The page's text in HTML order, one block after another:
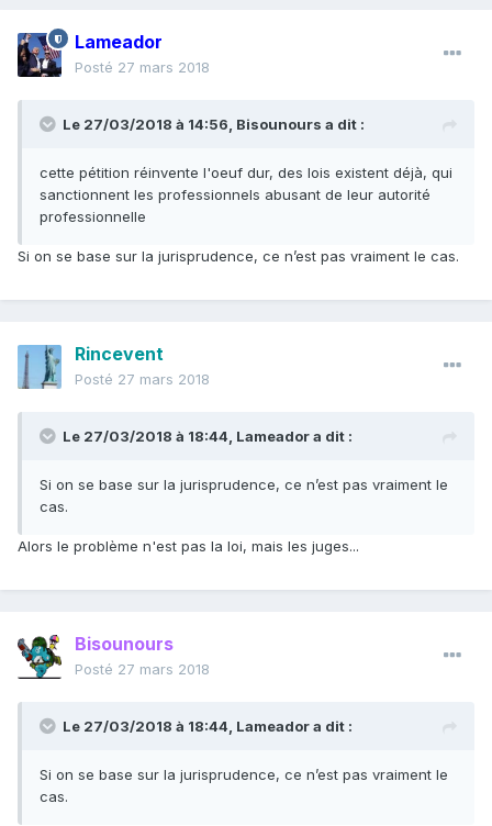
Lameador
Posté 27 mars 2018
Le 27/03/2018 à 14:56, Bisounours a dit :
cette pétition réinvente l'oeuf dur, des lois existent déjà, qui
sanctionnent les professionnels abusant de leur autorité
professionnelle
Si on se base sur la jurisprudence, ce n’est pas vraiment le cas.
Rincevent
Posté 27 mars 2018
Le 27/03/2018 à 18:44, Lameadora dit :
Si on se base sur la jurisprudence, ce n’est pas vraiment le
cas.
Alors le problème n'est pas la loi, mais les juges...
Bisounours
Posté 27 mars 2018
Le 27/03/2018 à 18:44, Lameadora dit :
Si on se base sur la jurisprudence, ce n’est pas vraiment le
cas.